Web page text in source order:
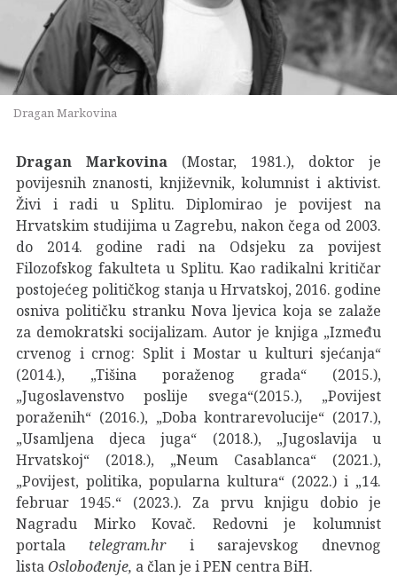
Dragan Markovina
Dragan Markovina (Mostar, 1981.), doktor je
povijesnih znanosti, književnik, kolumnist i aktivist.
Živi i radi u Splitu. Diplomirao je povijest na
Hrvatskim studijima u Zagrebu, nakon čega od 2003.
do 2014. godine radi na Odsjeku za povijest
Filozofskog fakulteta u Splitu. Kao radikalni kritičar
postojećeg političkog stanja u Hrvatskoj, 2016. godine
osniva političku stranku Nova ljevica koja se zalaže
za demokratski socijalizam. Autor je knjiga „Između
crvenog i crnog: Split i Mostar u kulturi sjećanja“
(2014.), „Tišina poraženog grada“ (2015.),
„Jugoslavenstvo poslije svega“(2015.), „Povijest
poraženih“ (2016.), „Doba kontrarevolucije“ (2017.),
„Usamljena djeca juga“ (2018.), „Jugoslavija u
Hrvatskoj“ (2018.), „Neum Casablanca“ (2021.),
„Povijest, politika, popularna kultura“ (2022.) i „14.
februar 1945.“ (2023.).
Za prvu knjigu dobio je
Nagradu Mirko Kovač. Redovni je kolumnist
portala telegram.hri sarajevskog dnevnog
lista Oslobođenje, a član je i PEN centra BiH.